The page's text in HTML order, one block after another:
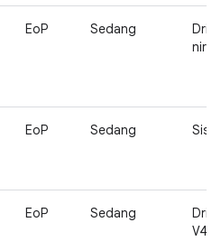
EoP Sedang
EoP Sedang
EoP Sedang
V4L2